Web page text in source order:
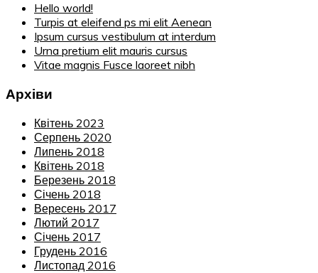
Hello world!
Turpis at eleifend ps mi elit Aenean
Ipsum cursus vestibulum at interdum
Urna pretium elit mauris cursus
Vitae magnis Fusce laoreet nibh
Архіви
Квітень 2023
Серпень 2020
Липень 2018
Квітень 2018
Березень 2018
Січень 2018
Вересень 2017
Лютий 2017
Січень 2017
Грудень 2016
Листопад 2016